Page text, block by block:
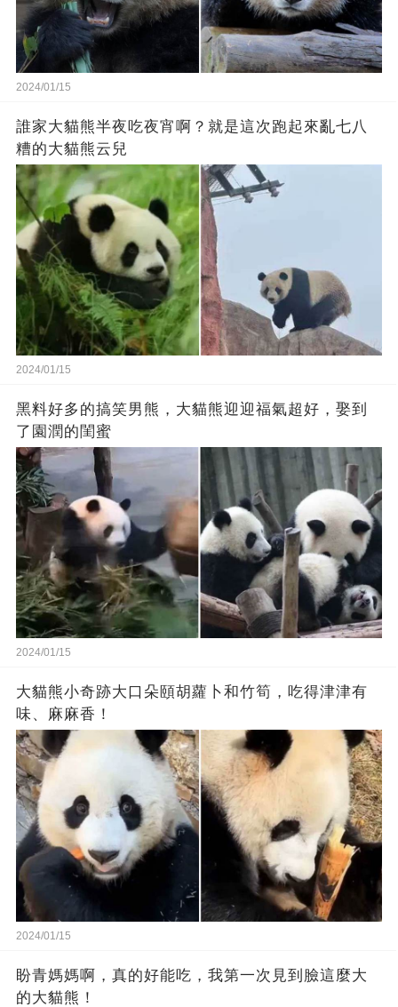
2024/01/15
誰家大貓熊半夜吃夜宵啊？就是這次跑起來亂七八
糟的大貓熊云兒
2024/01/15
黑料好多的搞笑男熊，大貓熊迎迎福氣超好，娶到
了園潤的閨蜜
2024/01/15
大貓熊小奇跡大口朵頤胡蘿卜和竹筍，吃得津津有
味、麻麻香！
2024/01/15
盼青媽媽啊，真的好能吃，我第一次見到臉這麼大
的大貓熊！